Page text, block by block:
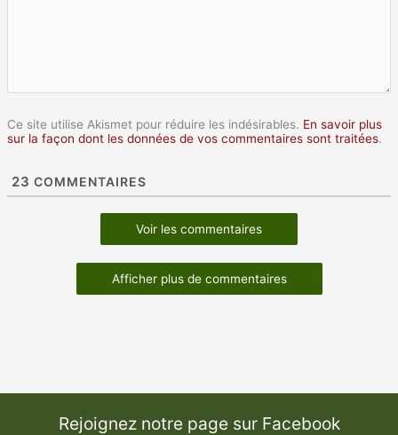
Ce site utilise Akismet pour réduire les indésirables. En savoir plus
sur la façon dont les données de vos commentaires sont traitées.
23 COMMENTAIRES
Voir les commentaires
Afficher plus de commentaires
Rejoignez notre page sur Facebook